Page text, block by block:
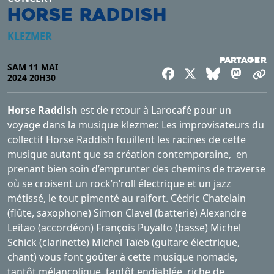
Horse Raddish
KLEZMER
SAM 11 MAI
2024 20H30
Partager
FacebookBluesky
Horse Raddish est de retour à Larocafé pour un
voyage dans la musique klezmer. Les improvisateurs du
collectif Horse Raddish fouillent les racines de cette
musique autant que sa création contemporaine, en
prenant bien soin d’emprunter des chemins de traverse
où se croisent un rock’n’roll électrique et un jazz
métissé, le tout pimenté au raifort. Cédric Chatelain
(flûte, saxophone) Simon Clavel (batterie) Alexandre
Leitao (accordéon) François Puyalto (basse) Michel
Schick (clarinette) Michel Taïeb (guitare électrique,
chant) vous font goûter à cette musique nomade,